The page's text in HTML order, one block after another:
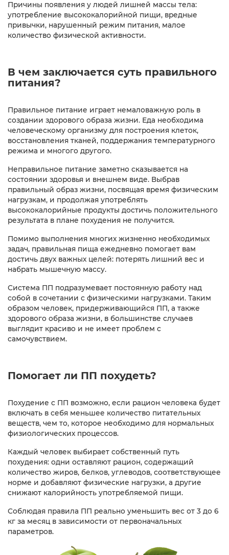
Причины появления у людей лишней массы тела:
употребление высококалорийной пищи, вредные
привычки, нарушенный режим питания, малое
количество физической активности.
В чем заключается суть правильного
питания?
Правильное питание играет немаловажную роль в
создании здорового образа жизни. Еда необходима
человеческому организму для построения клеток,
восстановления тканей, поддержания температурного
режима и многого другого.
Неправильное питание заметно сказывается на
состоянии здоровья и внешнем виде. Выбрав
правильный образ жизни, посвящая время физическим
нагрузкам, и продолжая употреблять
высококалорийные продукты достичь положительного
результата в плане похудения не получится.
Помимо выполнения многих жизненно необходимых
задач, правильная пища ежедневно помогает вам
достичь двух важных целей: потерять лишний вес и
набрать мышечную массу.
Система ПП подразумевает постоянную работу над
собой в сочетании с физическими нагрузками. Таким
образом человек, придерживающийся ПП, а также
здорового образа жизни, в большинстве случаев
выглядит красиво и не имеет проблем с
самочувствием.
Помогает ли ПП похудеть?
Похудение с ПП возможно, если рацион человека будет
включать в себя меньшее количество питательных
веществ, чем то, которое необходимо для нормальных
физиологических процессов.
Каждый человек выбирает собственный путь
похудения: одни оставляют рацион, содержащий
количество жиров, белков, углеводов, соответствующее
норме и добавляют физические нагрузки, а другие
снижают калорийность употребляемой пищи.
Соблюдая правила ПП реально уменьшить вес от 3 до 6
кг за месяц в зависимости от первоначальных
параметров.